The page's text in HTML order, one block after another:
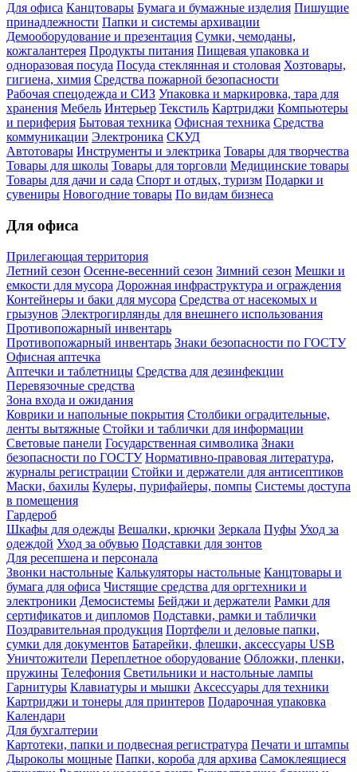
Для офиса Канцтовары Бумага и бумажные изделия Пишущие
принадлежности Папки и системы архивации
Демооборудование и презентация Сумки, чемоданы,
кожгалантерея Продукты питания Пищевая упаковка и
одноразовая посуда Посуда стеклянная и столовая Хозтовары,
гигиена, химия Средства пожарной безопасности
Рабочая спецодежда и СИЗ Упаковка и маркировка, тара для
хранения Мебель Интерьер Текстиль Картриджи Компьютеры
и периферия Бытовая техника Офисная техника Средства
коммуникации Электроника СКУД
Автотовары Инструменты и электрика Товары для творчества
Товары для школы Товары для торговли Медицинские товары
Товары для дачи и сада Спорт и отдых, туризм Подарки и
сувениры Новогодние товары По видам бизнеса
Для офиса
Прилегающая территория
Летний сезон Осенне-весенний сезон Зимний сезон Мешки и
емкости для мусора Дорожная инфраструктура и ограждения
Контейнеры и баки для мусора Средства от насекомых и
грызунов Электрогирлянды для внешнего использования
Противопожарный инвентарь
Противопожарный инвентарь Знаки безопасности по ГОСТУ
Офисная аптечка
Аптечки и таблетницы Средства для дезинфекции
Перевязочные средства
Зона входа и ожидания
Коврики и напольные покрытия Столбики оградительные,
ленты вытяжные Стойки и таблички для информации
Световые панели Государственная символика Знаки
безопасности по ГОСТУ Нормативно-правовая литература,
журналы регистрации Стойки и держатели для антисептиков
Маски, бахилы Кулеры, пурифайеры, помпы Системы доступа
в помещения
Гардероб
Шкафы для одежды Вешалки, крючки Зеркала Пуфы Уход за
одеждой Уход за обувью Подставки для зонтов
Для ресепшена и персонала
Звонки настольные Калькуляторы настольные Канцтовары и
бумага для офиса Чистящие средства для оргтехники и
электроники Демосистемы Бейджи и держатели Рамки для
сертификатов и дипломов Подставки, рамки и таблички
Поздравительная продукция Портфели и деловые папки,
сумки для документов Батарейки, флешки, аксессуары USB
Уничтожители Переплетное оборудование Обложки, пленки,
пружины Телефония Светильники и настольные лампы
Гарнитуры Клавиатуры и мышки Аксессуары для техники
Картриджи и тонеры для принтеров Подарочная упаковка
Календари
Для бухгалтерии
Картотеки, папки и подвесная регистратура Печати и штампы
Дыроколы мощные Папки, короба для архива Самоклеящиеся